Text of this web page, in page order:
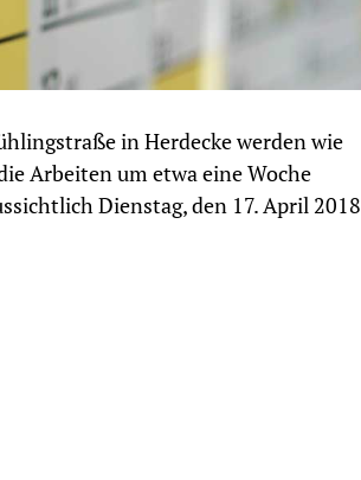
in Herdecke werden wie
Arbeiten um etwa eine Woche
Dienstag, den 17. April 2018